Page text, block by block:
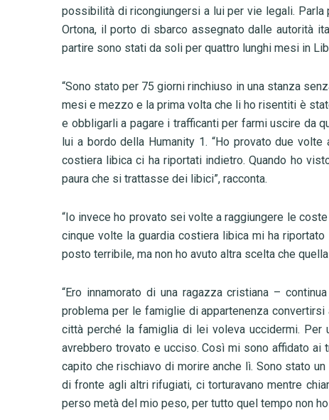
possibilità di ricongiungersi a lui per vie legali.
Ortona, il porto di sbarco assegnato dalle autorità
partire sono stati da soli per quattro lunghi mesi in
“Sono stato per 75 giorni rinchiuso in una stanza
mesi e mezzo e la prima volta che li ho risentiti è
e obbligarli a pagare i trafficanti per farmi uscire da
lui a bordo della Humanity 1. “Ho provato due
costiera libica ci ha riportati indietro. Quando ho
paura che si trattasse dei libici”, racconta.
“Io invece ho provato sei volte a raggiungere le
cinque volte la guardia costiera libica mi ha
posto terribile, ma non ho avuto altra scelta che
“Ero innamorato di una ragazza cristiana –
problema per le famiglie di appartenenza
città perché la famiglia di lei voleva uccidermi.
avrebbero trovato e ucciso. Così mi sono affidato ai
capito che rischiavo di morire anche lì. Sono stato
di fronte agli altri rifugiati, ci torturavano mentre
perso metà del mio peso, per tutto quel tempo non